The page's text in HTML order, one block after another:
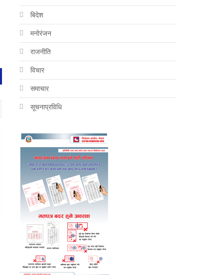
बिदेश
मनोरंजन
राजनीति
विचार
समाचार
सूचनाप्रविधि